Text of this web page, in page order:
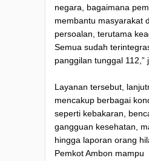
negara, bagaimana
membantu masyarakat
persoalan, terutama
Semua sudah
panggilan tunggal 112,”
Layanan tersebut,
mencakup berbagai
seperti kebakaran,
gangguan kesehatan,
hingga laporan orang
Pemkot Ambon mampu